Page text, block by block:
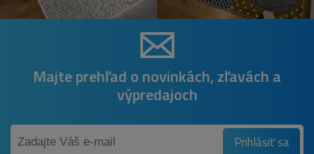
Majte prehľad o novinkách, zľavách a
výpredajoch
Prihlásiť sa